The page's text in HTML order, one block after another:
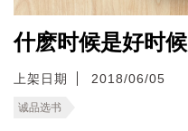
什麽时候是好时候
上架日期 2018/06/05
诚品选书